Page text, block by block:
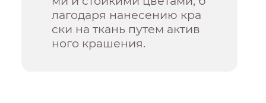
лагодаря нанесению кра
ски на ткань путем актив
ного крашения.